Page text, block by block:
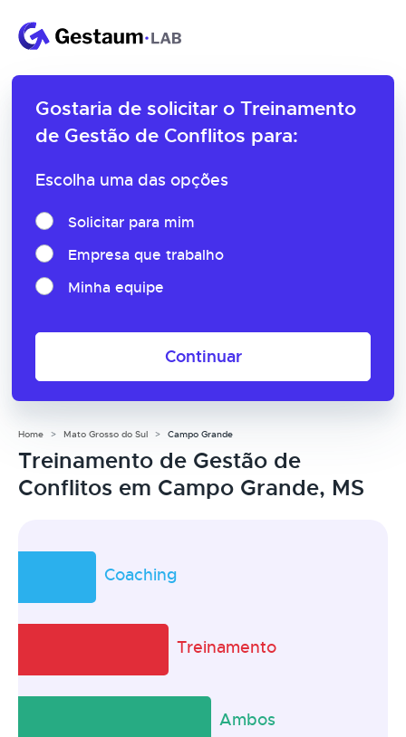
Gostaria de solicitar o Treinamento
de Gestão de Conflitos para:
Escolha uma das opções
Solicitar para mim
Empresa que trabalho
Minha equipe
Continuar
Home Mato Grosso do Sul Campo Grande
Treinamento de Gestão de
Conflitos em Campo Grande, MS